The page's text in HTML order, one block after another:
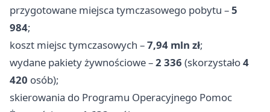
przygotowane miejsca tymczasowego pobytu –5
984;
koszt miejsc tymczasowych –7,94 mln zł;
wydane pakiety żywnościowe –2 336 (skorzystało4
420 osób);
skierowania do Programu Operacyjnego Pomoc